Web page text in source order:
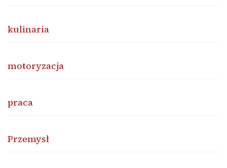
kulinaria
motoryzacja
praca
Przemysł